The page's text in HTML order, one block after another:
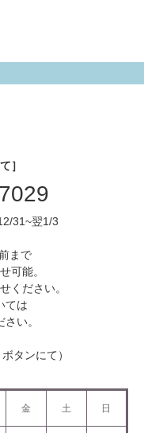
］
31~翌1/3
まで
可能。
ください。
ては
い。
タンにて）
金 土 日